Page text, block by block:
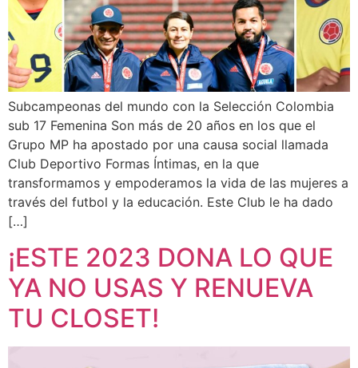
Subcampeonas del mundo con la Selección Colombia
sub 17 Femenina Son más de 20 años en los que el
Grupo MP ha apostado por una causa social llamada
Club Deportivo Formas Íntimas, en la que
transformamos y empoderamos la vida de las mujeres a
través del futbol y la educación. Este Club le ha dado
[…]
¡ESTE 2023 DONA LO QUE
YA NO USAS Y RENUEVA
TU CLOSET!